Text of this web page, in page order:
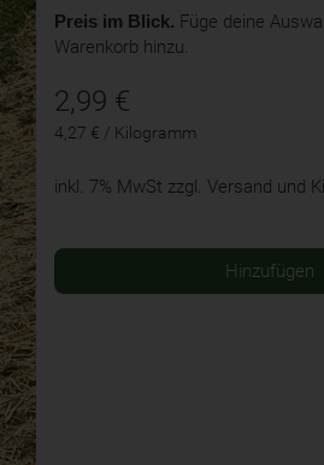
Preis im Blick. Füge deine
Warenkorb hinzu.
2,99 €
4,27 € / Kilogramm
inkl. 7% MwSt zzgl. Versand und
Hinzufügen